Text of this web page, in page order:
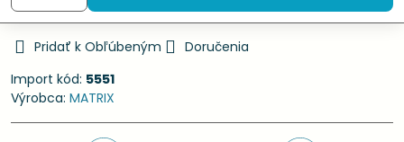
Pridať k Obľúbeným
Doručenia
Import kód: 5551
Výrobca: MATRIX